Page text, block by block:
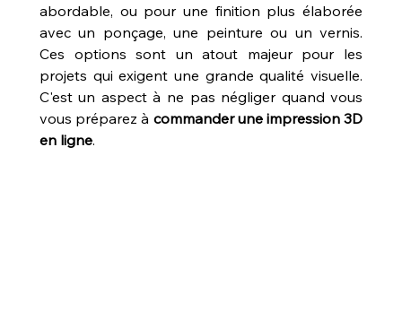
abordable, ou pour une finition plus élaborée
avec un ponçage, une peinture ou un vernis.
Ces options sont un atout majeur pour les
projets qui exigent une grande qualité visuelle.
C'est un aspect à ne pas négliger quand vous
vous préparez à commander une impression 3D
en ligne.